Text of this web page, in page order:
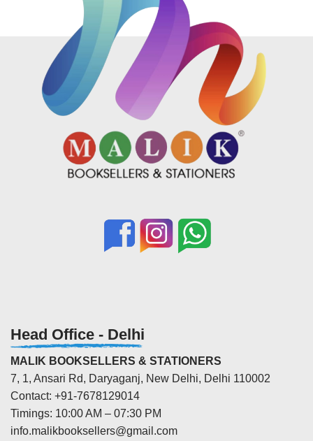
Head Office - Delhi
MALIK BOOKSELLERS & STATIONERS
7, 1, Ansari Rd, Daryaganj, New Delhi, Delhi 110002
Contact: +91-7678129014
Timings: 10:00 AM – 07:30 PM
info.malikbooksellers@gmail.com